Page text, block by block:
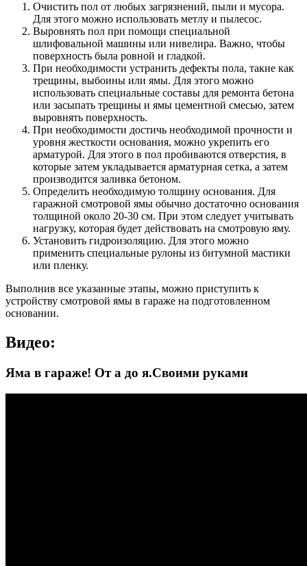
Очистить пол от любых загрязнений, пыли и мусора.
Для этого можно использовать метлу и пылесос.
Выровнять пол при помощи специальной
шлифовальной машины или нивелира. Важно, чтобы
поверхность была ровной и гладкой.
При необходимости устранить дефекты пола, такие как
трещины, выбоины или ямы. Для этого можно
использовать специальные составы для ремонта бетона
или засыпать трещины и ямы цементной смесью, затем
выровнять поверхность.
При необходимости достичь необходимой прочности и
уровня жесткости основания, можно укрепить его
арматурой. Для этого в пол пробиваются отверстия, в
которые затем укладывается арматурная сетка, а затем
производится заливка бетоном.
Определить необходимую толщину основания. Для
гаражной смотровой ямы обычно достаточно основания
толщиной около 20-30 см. При этом следует учитывать
нагрузку, которая будет действовать на смотровую яму.
Установить гидроизоляцию. Для этого можно
применить специальные рулоны из битумной мастики
или пленку.
Выполнив все указанные этапы, можно приступить к
устройству смотровой ямы в гараже на подготовленном
основании.
Видео:
Яма в гараже! От а до я.Своими руками